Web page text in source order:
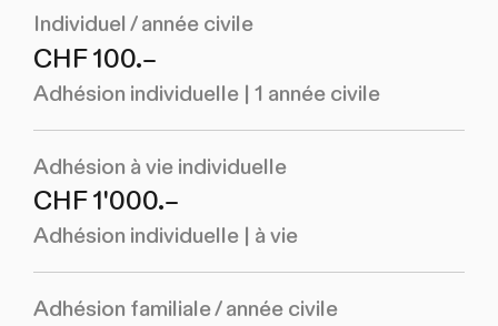
Individuel / année civile
CHF 100.–
Adhésion individuelle | 1 année civile
Adhésion à vie individuelle
CHF 1'000.–
Adhésion individuelle | à vie
Adhésion familiale / année civile